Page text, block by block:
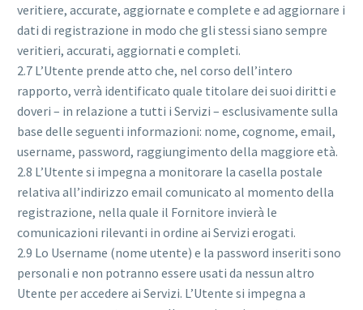
veritiere, accurate, aggiornate e complete e ad aggiornare i
dati di registrazione in modo che gli stessi siano sempre
veritieri, accurati, aggiornati e completi.
2.7 L’Utente prende atto che, nel corso dell’intero
rapporto, verrà identificato quale titolare dei suoi diritti e
doveri – in relazione a tutti i Servizi – esclusivamente sulla
base delle seguenti informazioni: nome, cognome, email,
username, password, raggiungimento della maggiore età.
2.8 L’Utente si impegna a monitorare la casella postale
relativa all’indirizzo email comunicato al momento della
registrazione, nella quale il Fornitore invierà le
comunicazioni rilevanti in ordine ai Servizi erogati.
2.9 Lo Username (nome utente) e la password inseriti sono
personali e non potranno essere usati da nessun altro
Utente per accedere ai Servizi. L’Utente si impegna a